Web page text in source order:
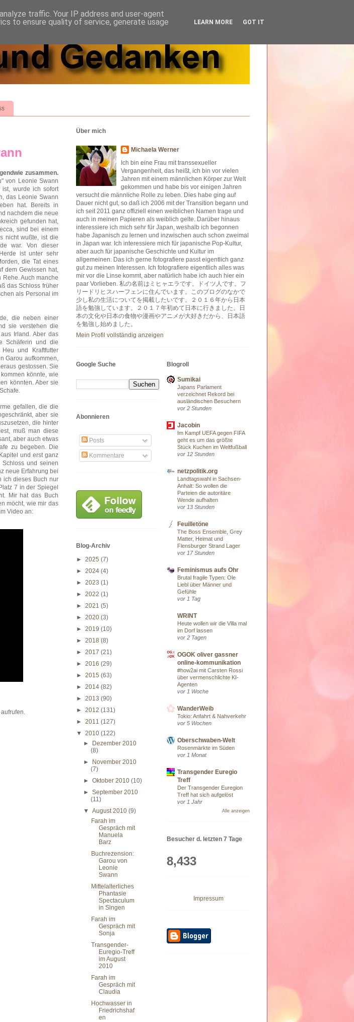
zusammen.
von Leonie Swann
wurde ich sofort
das Leonie Swann
hat. Bereits in
nachdem die neue
gefunden hat,
sind bei einem
nicht wußte, ist die
war. Von dieser
ist unter sehr
die Tat eines
dem Gewissen hat,
Auch manche
das Schloss früher
als Personal im
die neben einer
sie verstehen die
Irland. Aber das
Schäferin und die
und Kraftfutter
Garou aufkommen,
gestossen. Sie
könnte, wie
könnten. Aber sie
gefallen, die die
aber sie
die hinter
muß man diese
aber auch etwas
zu begeben. Die
und erst ganz
und seinen
neue Erfahrung bei
ich dieses Buch nur
7 in der Spiegel
Mir hat das Buch
möcht, wie mir das
Video an:
aufrufen.
Über mich
Michaela Werner
Ich bin eine Frau mit transsexueller
Vergangenheit, das heißt, ich bin vor vielen
Jahren mit einem männlichen Körper zur Welt
gekommen und habe bis vor einigen Jahren
versucht die männliche Rolle zu leben. Dies habe ging auf
Dauer nicht gut, so daß ich 2006 mit der Transition begann und
ich seit 2011 ganz offiziell einen weiblichen Namen trage und
auch in meinen Papieren als weiblich gelte. Darüber hinaus
interessiere ich mich sehr für Japan, weshalb ich begonnen
habe Japanisch zu lernen und inzwischen auch schon zweimal
in Japan war. Ich interessiere mich für japanische Pop-Kultur,
aber auch für japanische Geschichte und Kultur im
allgemeinen. Das ich gerne fotografiere passt eigentlich ganz
gut zu meinen Interessen. Ich fotografiere eigentlich alles was
mir vor die Linse kommt, aber natürlich habe ich auch hier ein
paar Vorlieben. 私の名前はミヒャエラです。ドイツ人です。フ
リードリヒスハーフェンに住んでいます。このブログのなかで
少し私の生活についてを掲載したいです。２０１６年から日本
語を勉強しています。２０１７年初めて日本に行きました。日
本の文化や日本の食物や漫画やアニメが大好きだから、日本語
を勉強し始めました。
Mein Profil vollständig anzeigen
Google Suche
Abonnieren
Posts
Kommentare
Blog-Archiv
► 2025 (7)
► 2024 (4)
► 2023 (1)
► 2022 (1)
► 2021 (5)
► 2020 (3)
► 2019 (10)
► 2018 (8)
► 2017 (21)
► 2016 (29)
► 2015 (63)
► 2014 (82)
► 2013 (90)
► 2012 (131)
► 2011 (127)
▼ 2010 (122)
►
Dezember 2010
(8)
►
November 2010
(7)
►Oktober 2010(10)
►September 2010
(11)
▼August 2010(9)
Farah im
Gespräch mit
Manuela
Barz
Buchrezension:
Garou von
Leonie
Swann
Mittelalterliches
Phantasie
Spectaculum
in Singen
Farah im
Gespräch mit
Sonja
Transgender-
Euregio-Treff
im August
2010
Farah im
Gespräch mit
Claudia
Hochwasser in
Friedrichshaf
en
Blogroll
Sumikai
Japans Parlament
verzeichnet Rekord bei
ausländischen Besuchern
vor 2 Stunden
Jacobin
Im Kampf UEFA gegen FIFA
geht es um das größte
Stück Kuchen im Weltfußball
vor 12 Stunden
netzpolitik.org
Landtagswahl in Sachsen-
Anhalt: So wollen die
Parteien die autoritäre
Wende aufhalten
vor 13 Stunden
Feuilletöne
The Boss Ensemble, Grey
Matter, Heimat und
Flensburger Strand Lager
vor 17 Stunden
Feminismus aufs Ohr
Brutal fragile Typen: Ole
Liebl über Männer und
Gefühle
vor 1 Tag
WRINT
Heute wollen wir die Villa mal
im Dorf lassen
vor 2 Tagen
OGOK oliver gassner
online-kommunikation
#how2ai mit Carsten Rossi
über vermenschlichte KI-
Agenten
vor 1 Woche
WanderWeib
Tokio: Anfahrt & Nahverkehr
vor 5 Wochen
Oberschwaben-Welt
Rosenmärkte im Süden
vor 1 Monat
Transgender Euregio
Treff
Der Transgender Euregion
Treff hat sich aufgelöst
vor 1 Jahr
Alle anzeigen
Besucher d. letzten 7 Tage
8,433
Impressum
traffic. Your IP address and user-agent
to ensure quality of service, generate usage
LEARN MORE GOT IT